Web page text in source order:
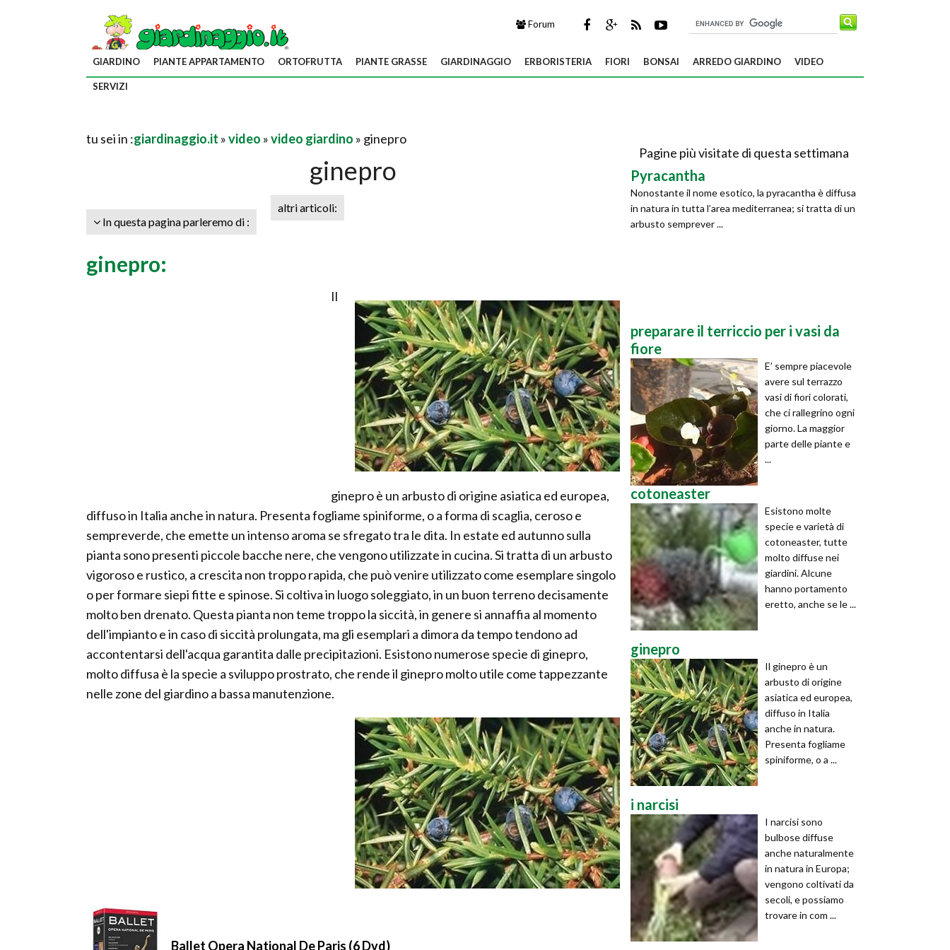
Forum
GIARDINO PIANTE APPARTAMENTO ORTOFRUTTA PIANTE GRASSE GIARDINAGGIO ERBORISTERIA FIORI BONSAI ARREDO GIARDINO VIDEO
SERVIZI
tu sei in :giardinaggio.it »video »video giardino » ginepro
ginepro
In questa pagina parleremo di :
altri articoli:
ginepro:
Il
ginepro è un arbusto di origine asiatica ed europea,
diffuso in Italia anche in natura. Presenta fogliame spiniforme, o a forma di scaglia, ceroso e
sempreverde, che emette un intenso aroma se sfregato tra le dita. In estate ed autunno sulla
pianta sono presenti piccole bacche nere, che vengono utilizzate in cucina. Si tratta di un arbusto
vigoroso e rustico, a crescita non troppo rapida, che può venire utilizzato come esemplare singolo
o per formare siepi fitte e spinose. Si coltiva in luogo soleggiato, in un buon terreno decisamente
molto ben drenato. Questa pianta non teme troppo la siccità, in genere si annaffia al momento
dell'impianto e in caso di siccità prolungata, ma gli esemplari a dimora da tempo tendono ad
accontentarsi dell'acqua garantita dalle precipitazioni. Esistono numerose specie di ginepro,
molto diffusa è la specie a sviluppo prostrato, che rende il ginepro molto utile come tappezzante
nelle zone del giardino a bassa manutenzione.
Ballet Opera National De Paris (6 Dvd)
Pagine più visitate di questa settimana
Pyracantha
Nonostante il nome esotico, la pyracantha è diffusa
in natura in tutta l’area mediterranea; si tratta di un
arbusto semprever ...
preparare il terriccio per i vasi da
fiore
E’ sempre piacevole
avere sul terrazzo
vasi di fiori colorati,
che ci rallegrino ogni
giorno. La maggior
parte delle piante e
...
cotoneaster
Esistono molte
specie e varietà di
cotoneaster, tutte
molto diffuse nei
giardini. Alcune
hanno portamento
eretto, anche se le ...
ginepro
Il ginepro è un
arbusto di origine
asiatica ed europea,
diffuso in Italia
anche in natura.
Presenta fogliame
spiniforme, o a ...
i narcisi
I narcisi sono
bulbose diffuse
anche naturalmente
in natura in Europa;
vengono coltivati da
secoli, e possiamo
trovare in com ...